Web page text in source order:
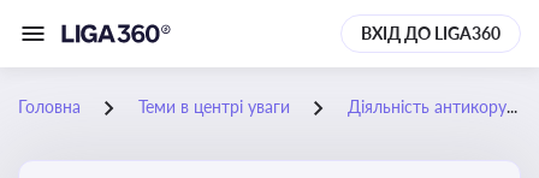
ВХІД ДО LIGA360
Головна Теми в центрі уваги Діяльність антикорупційних органів НАБУ, САП, НАЗК, ВАКС